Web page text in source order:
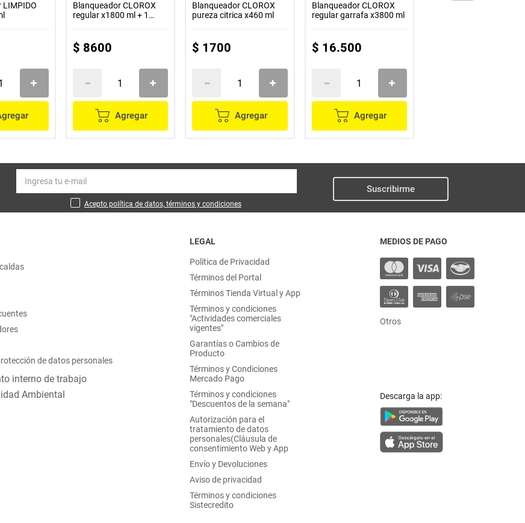
LIMPIDO
Blanqueador CLOROX
regular x1800 ml + 1
$ 8600
Agregar
Blanqueador CLOROX
pureza citrica x460 ml
$ 1700
Agregar
Blanqueador CLOROX
regular garrafa x3800 ml
$ 16.500
Agregar
Acepto política de datos, términos y condiciones
Suscribirme
de datos personales
interno de trabajo
Ambiental
LEGAL
Política de Privacidad
Términos del Portal
Términos Tienda Virtual y App
Términos y condiciones
"Actividades comerciales
vigentes"
Garantías o Cambios de
Producto
Términos y Condiciones
Mercado Pago
Términos y condiciones
"Descuentos de la semana"
Autorización para el
tratamiento de datos
personales(Cláusula de
consentimiento Web y App
Envío y Devoluciones
Aviso de privacidad
Términos y condiciones
Sistecredito
MEDIOS DE PAGO
Otros
Descarga la app: